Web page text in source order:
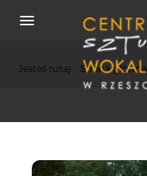
Jesteś tutaj: Strona główna